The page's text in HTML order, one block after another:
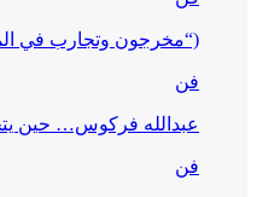
(“مخرجون وتجارب في
فن
عبدالله فركوس… حين
فن